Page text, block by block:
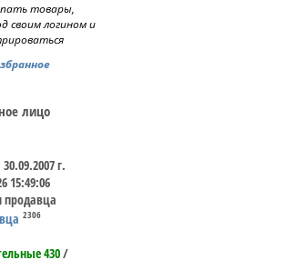
товары,
своим логином и
лицо
г.
15:49:06
продавца
2306
430/